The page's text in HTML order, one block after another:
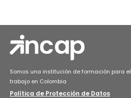
Somos una institución de formación para el
trabajo en Colombia
Política de Protección de Datos